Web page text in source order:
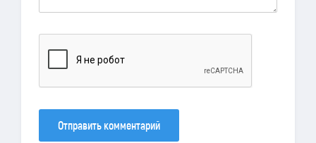
Отправить комментарий